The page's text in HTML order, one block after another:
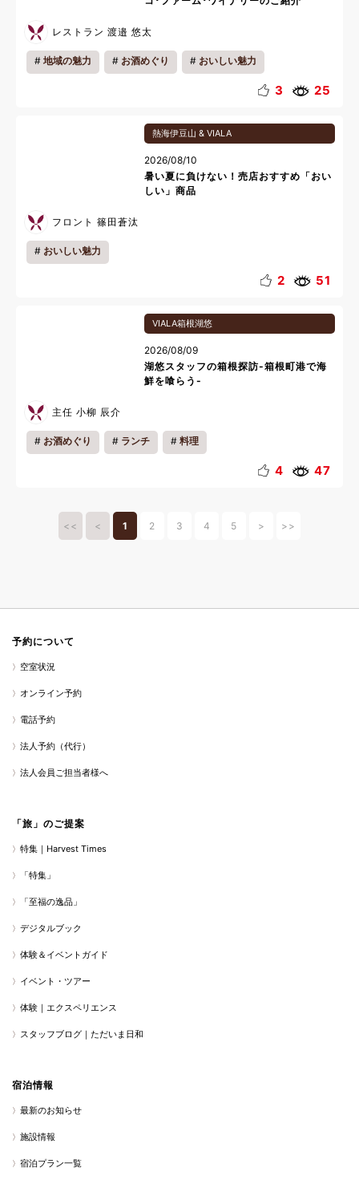
レストラン 渡邉 悠太
地域の魅力 お酒めぐり おいしい魅力
3 25
熱海伊豆山 & VIALA
2026/08/10
暑い夏に負けない！売店おすすめ「おい
しい」商品
フロント 篠田蒼汰
おいしい魅力
2 51
VIALA箱根湖悠
2026/08/09
湖悠スタッフの箱根探訪-箱根町港で海
鮮を喰らう-
主任 小柳 辰介
お酒めぐり ランチ 料理
4 47
<< < 1 2 3 4 5 > >>
予約について
空室状況
オンライン予約
電話予約
法人予約（代行）
法人会員ご担当者様へ
「旅」のご提案
特集｜Harvest Times
「特集」
「至福の逸品」
デジタルブック
体験＆イベントガイド
イベント・ツアー
体験｜エクスペリエンス
スタッフブログ｜ただいま日和
宿泊情報
最新のお知らせ
施設情報
宿泊プラン一覧